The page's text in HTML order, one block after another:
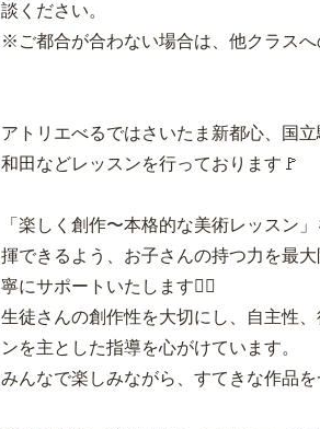
談ください。
※ご都合が合わない場合は、他クラスへ
アトリエべるではさいたま新都心、国
和田などレッスンを行っております🚩
「楽しく創作〜本格的な美術レッスン
揮できるよう、お子さんの持つ力を最
寧にサポートいたします💁‍♀️
生徒さんの創作性を大切にし、自主性
ンを主とした指導を心がけています。
みんなで楽しみながら、すてきな作品